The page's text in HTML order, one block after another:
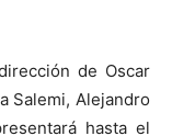
de Oscar
Salemi, Alejandro
hasta el